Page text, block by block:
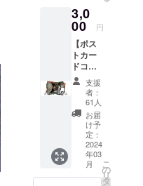
せてい
ただき
ます。
●お礼
のメッ
セージ
3,0
00 円
【ポス
トカー
ドコー
ス】
3000円
●保護
犬シェ
ルター
「NYO
NYO
house
」の建
築代に
支援
者：
61人
お届
け予
定：
2024
年03
月
こ
の
リ
タ